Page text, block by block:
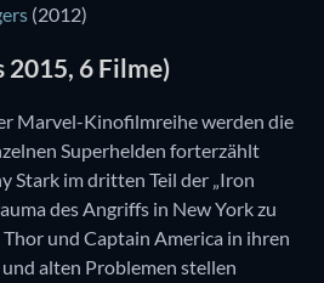
(2012)
2015, 6 Filme)
Marvel-Kinofilmreihe werden die
Superhelden forterzählt
Stark im dritten Teil der „Iron
des Angriffs in New York zu
und Captain America in ihren
alten Problemen stellen